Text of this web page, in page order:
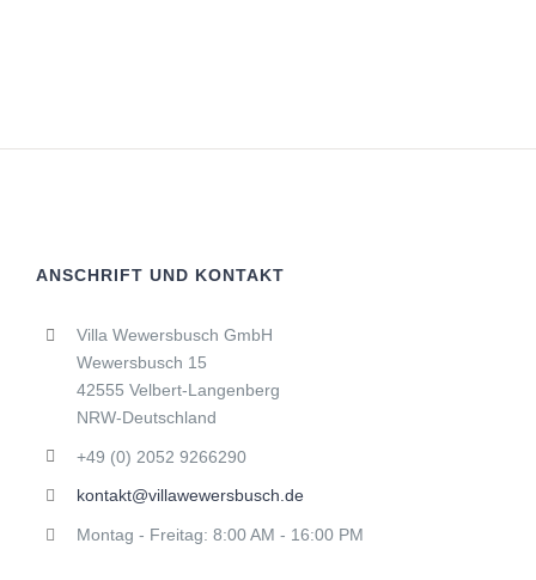
ANSCHRIFT UND KONTAKT
Villa Wewersbusch GmbH
Wewersbusch 15
42555 Velbert-Langenberg
NRW-Deutschland
+49 (0) 2052 9266290
kontakt@villawewersbusch.de
Montag - Freitag: 8:00 AM - 16:00 PM